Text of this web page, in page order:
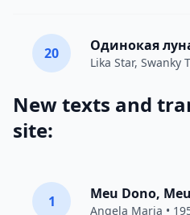
20 Одинокая
Lika Star, Swanky
New texts and
site:
1 Meu Dono,
Angela Maria •